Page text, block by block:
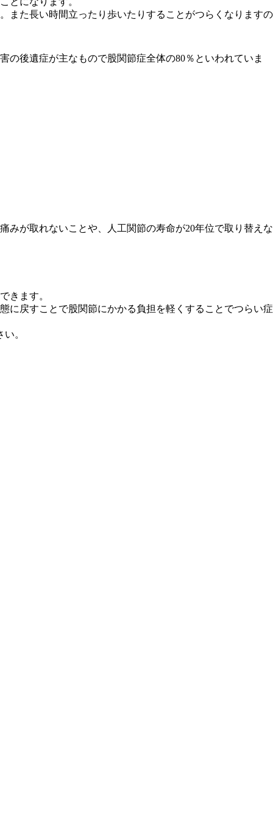
また長い時間立ったり歩いたりすることがつらくなりますの
後遺症が主なもので股関節症全体の80％といわれていま
みが取れないことや、人工関節の寿命が20年位で取り替えな
きます。
に戻すことで股関節にかかる負担を軽くすることでつらい症
。